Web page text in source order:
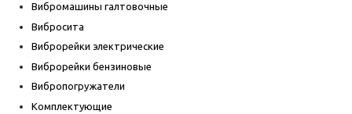
Вибромашины галтовочные
Вибросита
Виброрейки электрические
Виброрейки бензиновые
Вибропогружатели
Комплектующие